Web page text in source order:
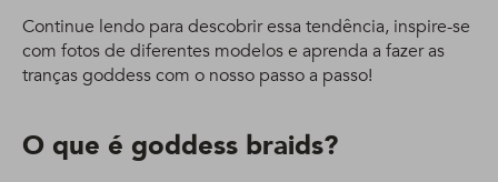
Continue lendo para descobrir essa tendência, inspire-se
com fotos de diferentes modelos e aprenda a fazer as
tranças goddess com o nosso passo a passo!
O que é goddess braids?